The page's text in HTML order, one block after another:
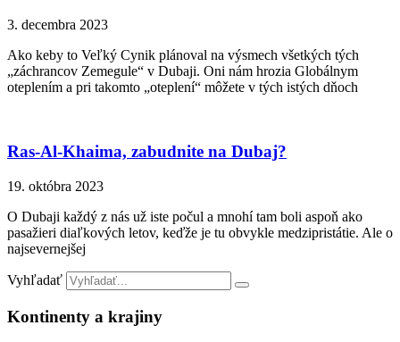
3. decembra 2023
Ako keby to Veľký Cynik plánoval na výsmech všetkých tých
„záchrancov Zemegule“ v Dubaji. Oni nám hrozia Globálnym
oteplením a pri takomto „oteplení“ môžete v tých istých dňoch
Ras-Al-Khaima, zabudnite na Dubaj?
19. októbra 2023
O Dubaji každý z nás už iste počul a mnohí tam boli aspoň ako
pasažieri diaľkových letov, keďže je tu obvykle medzipristátie. Ale o
najsevernejšej
Vyhľadať
Kontinenty a krajiny